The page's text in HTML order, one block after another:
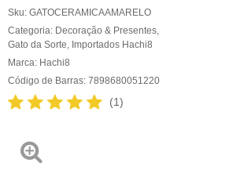
Sku: GATOCERAMICAAMARELO
Categoria: Decoração & Presentes
Gato da Sorte Importados Hachi8
Marca: Hachi8
Código de Barras: 7898680051220
(1)